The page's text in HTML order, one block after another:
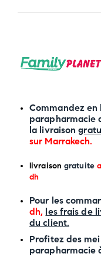
Commandez
parapharmacie
la livraison
sur Marrakech.
livraison gratuite
dh
Pour les
dh, les frais de
du client.
Profitez des
parapharmacie